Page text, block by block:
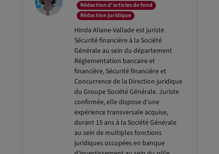
Rédaction d'articles de fond
Rédaction juridique
Hinda Aliane-Vallade est juriste
Sécurité financière à la Société
Générale au sein du département
Réglementation bancaire et
financière, Sécurité financière et
Concurrence de la Direction juridique
du Groupe Société Générale. Juriste
confirmée, elle dispose d’une
expérience transversale acquise,
durant 15 ans à la Société Générale
au sein de multiples fonctions
juridiques occupées en banque